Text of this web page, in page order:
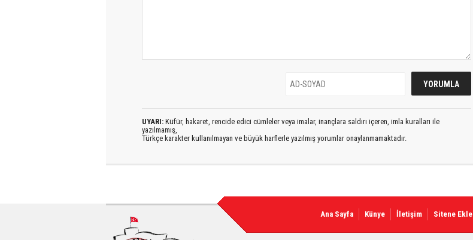
UYARI: Küfür, hakaret, rencide edici cümleler veya imalar, inançlara saldırı içeren, imla kuralları ile
yazılmamış,
Türkçe karakter kullanılmayan ve büyük harflerle yazılmış yorumlar onaylanmamaktadır.
Ana Sayfa Künye İletişim Sitene Ekle